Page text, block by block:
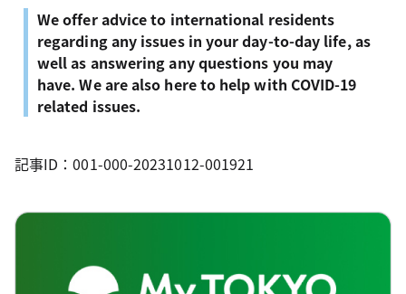
We offer advice to international residents
regarding any issues in your day-to-day life, as
well as answering any questions you may
have. We are also here to help with COVID-19
related issues.
記事ID：001-000-20231012-001921